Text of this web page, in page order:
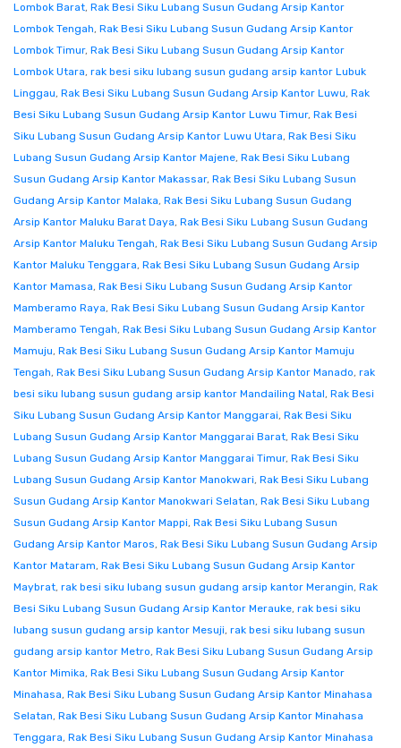
Lombok Barat, Rak Besi Siku Lubang Susun Gudang Arsip Kantor
Lombok Tengah, Rak Besi Siku Lubang Susun Gudang Arsip Kantor
Lombok Timur, Rak Besi Siku Lubang Susun Gudang Arsip Kantor
Lombok Utara, rak besi siku lubang susun gudang arsip kantor Lubuk
Linggau, Rak Besi Siku Lubang Susun Gudang Arsip Kantor Luwu, Rak
Besi Siku Lubang Susun Gudang Arsip Kantor Luwu Timur, Rak Besi
Siku Lubang Susun Gudang Arsip Kantor Luwu Utara, Rak Besi Siku
Lubang Susun Gudang Arsip Kantor Majene, Rak Besi Siku Lubang
Susun Gudang Arsip Kantor Makassar, Rak Besi Siku Lubang Susun
Gudang Arsip Kantor Malaka, Rak Besi Siku Lubang Susun Gudang
Arsip Kantor Maluku Barat Daya, Rak Besi Siku Lubang Susun Gudang
Arsip Kantor Maluku Tengah, Rak Besi Siku Lubang Susun Gudang Arsip
Kantor Maluku Tenggara, Rak Besi Siku Lubang Susun Gudang Arsip
Kantor Mamasa, Rak Besi Siku Lubang Susun Gudang Arsip Kantor
Mamberamo Raya, Rak Besi Siku Lubang Susun Gudang Arsip Kantor
Mamberamo Tengah, Rak Besi Siku Lubang Susun Gudang Arsip Kantor
Mamuju, Rak Besi Siku Lubang Susun Gudang Arsip Kantor Mamuju
Tengah, Rak Besi Siku Lubang Susun Gudang Arsip Kantor Manado, rak
besi siku lubang susun gudang arsip kantor Mandailing Natal, Rak Besi
Siku Lubang Susun Gudang Arsip Kantor Manggarai, Rak Besi Siku
Lubang Susun Gudang Arsip Kantor Manggarai Barat, Rak Besi Siku
Lubang Susun Gudang Arsip Kantor Manggarai Timur, Rak Besi Siku
Lubang Susun Gudang Arsip Kantor Manokwari, Rak Besi Siku Lubang
Susun Gudang Arsip Kantor Manokwari Selatan, Rak Besi Siku Lubang
Susun Gudang Arsip Kantor Mappi, Rak Besi Siku Lubang Susun
Gudang Arsip Kantor Maros, Rak Besi Siku Lubang Susun Gudang Arsip
Kantor Mataram, Rak Besi Siku Lubang Susun Gudang Arsip Kantor
Maybrat, rak besi siku lubang susun gudang arsip kantor Merangin, Rak
Besi Siku Lubang Susun Gudang Arsip Kantor Merauke, rak besi siku
lubang susun gudang arsip kantor Mesuji, rak besi siku lubang susun
gudang arsip kantor Metro, Rak Besi Siku Lubang Susun Gudang Arsip
Kantor Mimika, Rak Besi Siku Lubang Susun Gudang Arsip Kantor
Minahasa, Rak Besi Siku Lubang Susun Gudang Arsip Kantor Minahasa
Selatan, Rak Besi Siku Lubang Susun Gudang Arsip Kantor Minahasa
Tenggara, Rak Besi Siku Lubang Susun Gudang Arsip Kantor Minahasa